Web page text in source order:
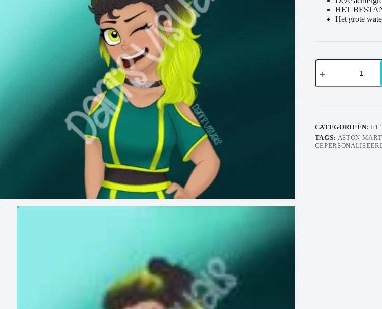
HET
Het grote
Livery
achtergrond
Aston
CATEGORIEËN:F1
TAGS: ASTON